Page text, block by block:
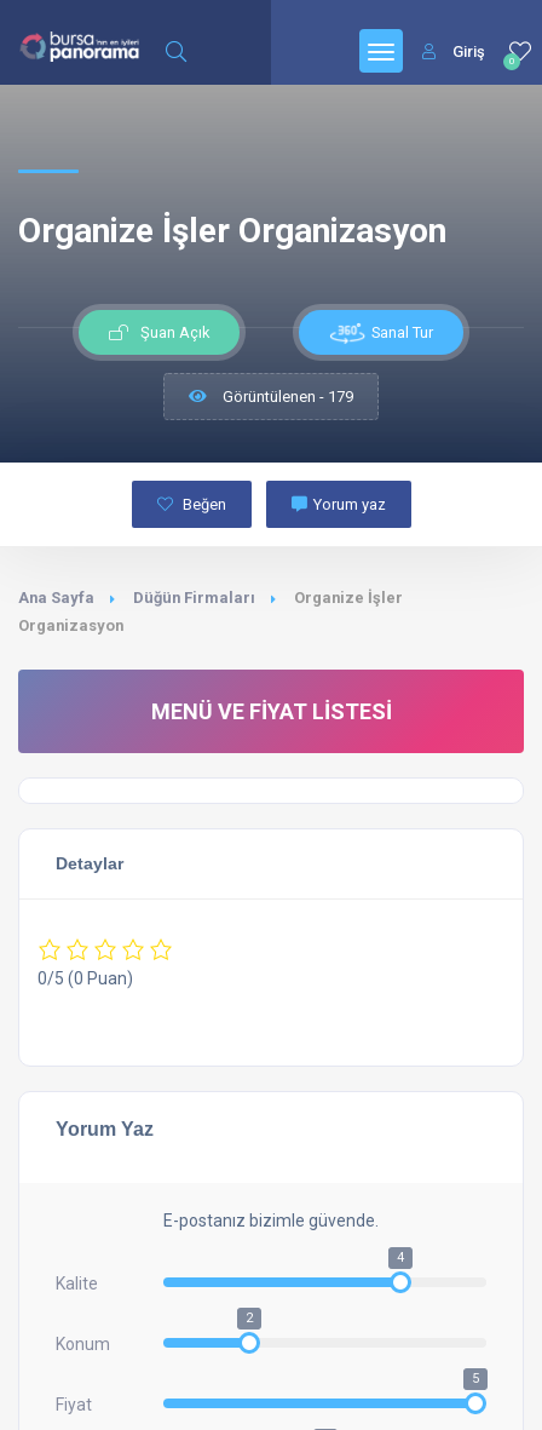
0
Giriş
Organize İşler Organizasyon
Şuan Açık Sanal Tur
Görüntülenen - 179
Beğen Yorum yaz
Ana Sayfa Düğün Firmaları
Organize İşler
Organizasyon
MENÜ VE FIYAT LISTESI
Detaylar
0/5 (0 Puan)
Yorum Yaz
E-postanız bizimle güvende.
Kalite
4
Konum
2
Fiyat
5